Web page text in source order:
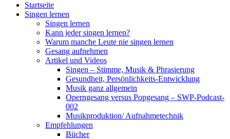
Startseite
Singen lernen
Singen lernen
Kann jeder singen lernen?
Warum manche Leute nie singen lernen
Gesang aufnehmen
Artikel und Videos
Singen – Stimme, Musik & Phrasierung
Gesundheit, Persönlichkeits-Entwicklung
Musik ganz allgemein
Operngesang versus Popgesang – SWP-Podcast-
002
Musikproduktion/ Aufnahmetechnik
Empfehlungen
Bücher